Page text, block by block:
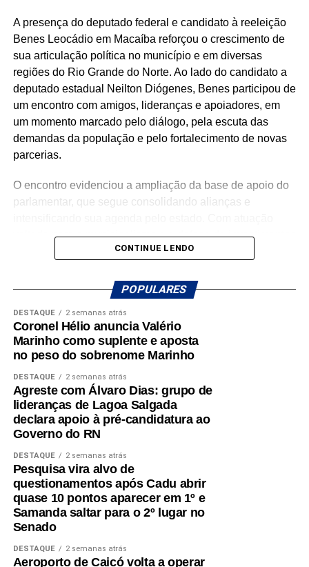
apenas estatísticas: representam segurança fortalecida,
cultura valorizada, entidades beneficiadas, municípios
atendidos e uma atuação parlamentar que alcança quem
mais precisa.
São centenas de requerimentos, dezenas de patrimônios
culturais reconhecidos, organizações apoiadas e
investimentos que chegam aos municípios por meio de
emendas parlamentares. Um trabalho que demonstra que
Mais do que discursos, Luiz Eduardo tem apresentado
compromisso com o desenvolvimento do Rio Grande do
Norte. Um mandato presente, atuante e comprometido em
A presença do deputado federal e candidato à reeleição
Benes Leocádio em Macaíba reforçou o crescimento de
sua articulação política no município e em diversas
regiões do Rio Grande do Norte. Ao lado do candidato a
deputado estadual Neilton Diógenes, Benes participou de
um encontro com amigos, lideranças e apoiadores, em
um momento marcado pelo diálogo, pela escuta das
demandas da população e pelo fortalecimento de novas
parcerias.
O encontro evidenciou a ampliação da base de apoio do
parlamentar, que segue consolidando alianças e
voltada para o municipalismo e a defesa de investimentos
para os municípios potiguares, Benes tem reforçado o
desenvolvimento do Rio Grande do Norte.
A mobilização em Macaíba representa mais um passo na
construção de uma campanha que busca ampliar sua
presença em todas as regiões do estado, fortalecendo o
diálogo com a população e reafirmando o compromisso
com o futuro dos potiguares.
CONTINUE LENDO
POPULARES
DESTAQUE 2 semanas atrás
Coronel Hélio anuncia Valério
Marinho como suplente e aposta
no peso do sobrenome Marinho
DESTAQUE 2 semanas atrás
Agreste com Álvaro Dias: grupo de
lideranças de Lagoa Salgada
declara apoio à pré-candidatura ao
Governo do RN
DESTAQUE 2 semanas atrás
Pesquisa vira alvo de
questionamentos após Cadu abrir
quase 10 pontos aparecer em 1º e
Samanda saltar para o 2º lugar no
Senado
DESTAQUE 2 semanas atrás
Aeroporto de Caicó volta a operar